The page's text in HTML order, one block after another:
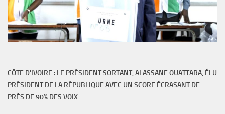
CÔTE D'IVOIRE : LE PRÉSIDENT SORTANT, ALASSANE OUATTARA, ÉLU
PRÉSIDENT DE LA RÉPUBLIQUE AVEC UN SCORE ÉCRASANT DE
PRÈS DE 90% DES VOIX